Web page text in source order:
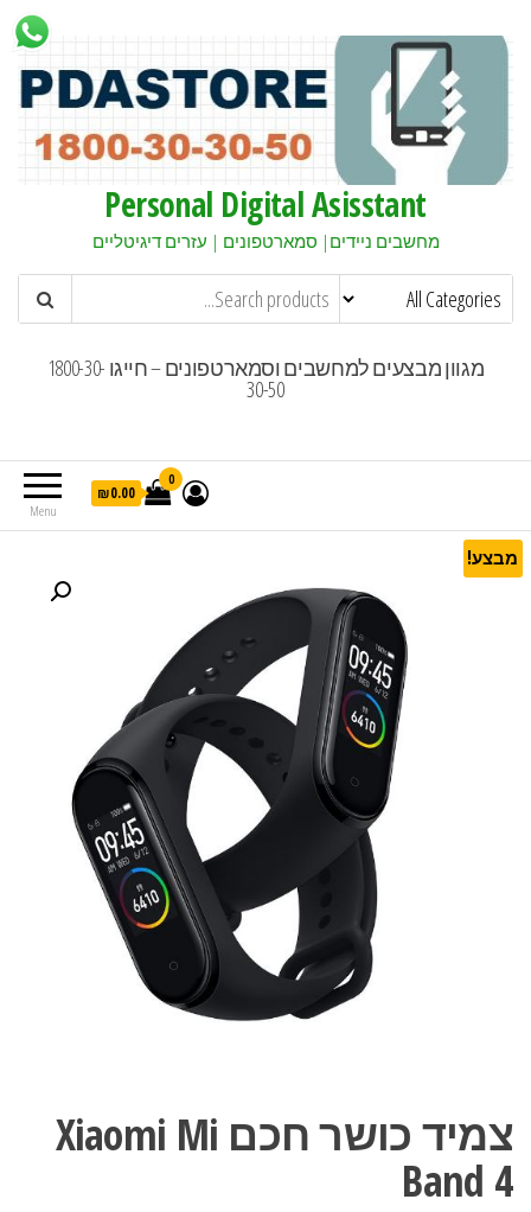
Personal Digital Asisstant
מחשבים ניידים| סמארטפונים | עזרים דיגיטליים
מגוון מבצעים למחשבים וסמארטפונים – חייגו 1800-30-
30-50
Menu
0
₪0.00
מבצע!
צמיד כושר חכם Xiaomi Mi
Band 4